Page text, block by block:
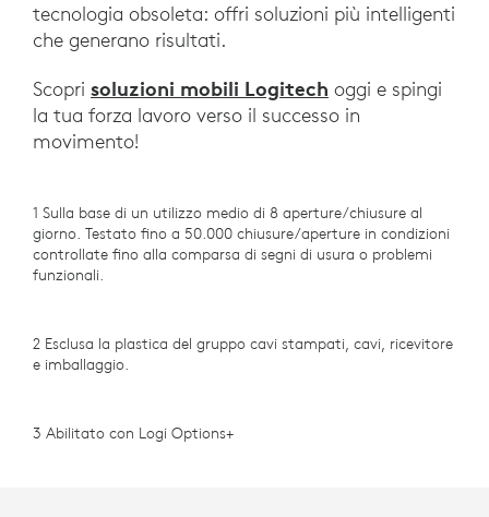
tecnologia obsoleta: offri soluzioni più intelligenti
che generano risultati.
Scopri soluzioni mobili Logitech oggi e spingi
la tua forza lavoro verso il successo in
movimento!
1 Sulla base di un utilizzo medio di 8 aperture/chiusure al
giorno. Testato fino a 50.000 chiusure/aperture in condizioni
controllate fino alla comparsa di segni di usura o problemi
funzionali.
2 Esclusa la plastica del gruppo cavi stampati, cavi, ricevitore
e imballaggio.
3 Abilitato con Logi Options+